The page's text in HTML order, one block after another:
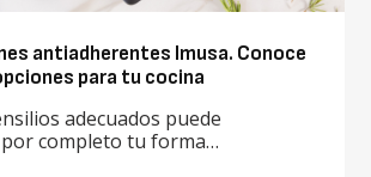
antiadherentes Imusa. Conoce
para tu cocina
adecuados puede
completo tu forma…